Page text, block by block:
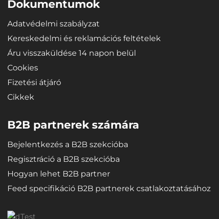
Dokumentumok
Adatvédelmi szabályzat
Kereskedelmi és reklamációs feltételek
Áru visszaküldése 14 napon belül
Cookies
Fizetési átjáró
Cikkek
B2B partnerek számára
Bejelentkezés a B2B szekcióba
Regisztráció a B2B szekcióba
Hogyan lehet B2B partner
Feed specifikáció B2B partnerek csatlakoztatásához